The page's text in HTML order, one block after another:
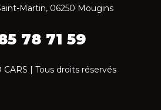
Martin, 06250 Mougins
78 71 59‬
| Tous droits réservés